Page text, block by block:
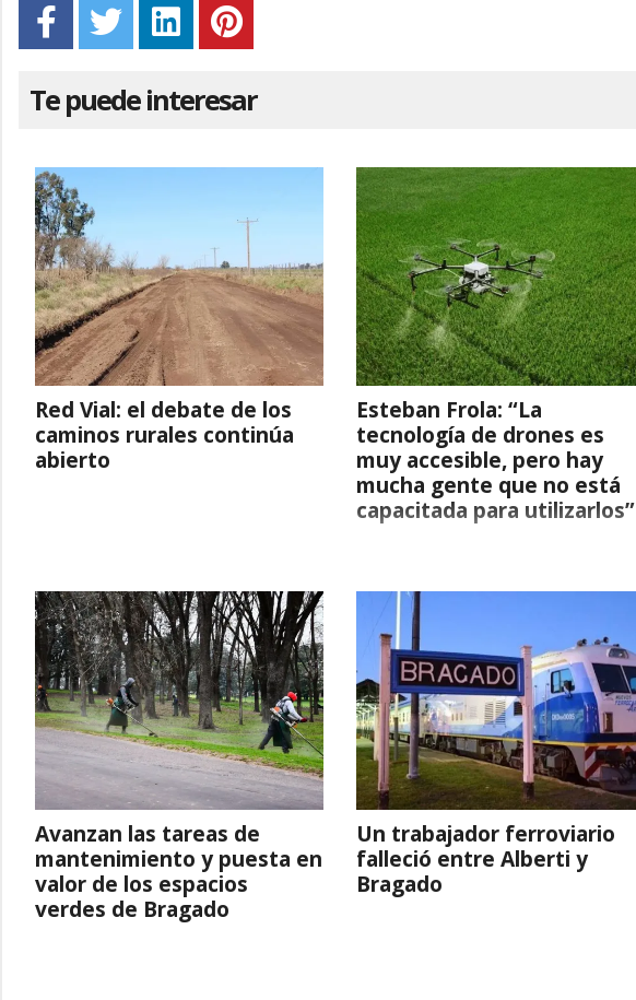
Te puede interesar
Red Vial: el debate de los
caminos rurales continúa
abierto
Esteban Frola: “La
tecnología de drones es
muy accesible, pero hay
mucha gente que no está
capacitada para utilizarlos”
Avanzan las tareas de
mantenimiento y puesta en
valor de los espacios
verdes de Bragado
Un trabajador ferroviario
falleció entre Alberti y
Bragado